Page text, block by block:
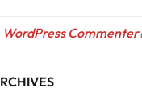
WordPress Commenter